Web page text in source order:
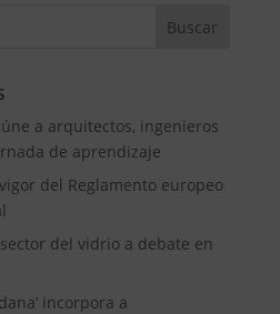
a arquitectos, ingenieros
de aprendizaje
del Reglamento europeo
del vidrio a debate en
incorpora a